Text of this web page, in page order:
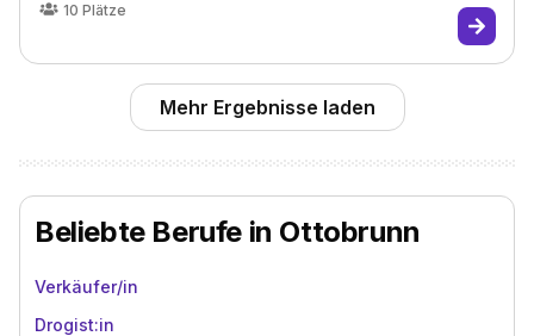
10 Plätze
Mehr Ergebnisse laden
Beliebte Berufe in Ottobrunn
Verkäufer/in
Drogist:in